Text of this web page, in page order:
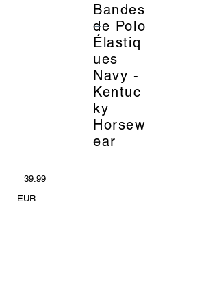
Bandes
de Polo
Élastiq
ues
Navy -
Kentuc
ky
Horsew
ear
_
39.99
EUR